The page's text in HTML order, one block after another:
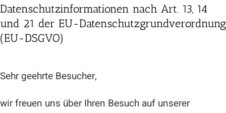
Datenschutzinformationen nach Art. 13, 14
und 21 der EU-Datenschutzgrundverordnung
(EU-DSGVO)
Sehr geehrte Besucher,
wir freuen uns über Ihren Besuch auf unserer